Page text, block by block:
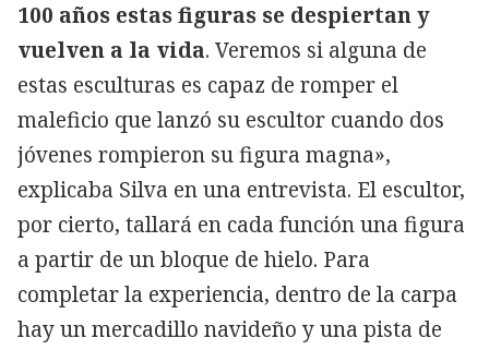
100 años estas figuras se despiertan y
vuelven a la vida. Veremos si alguna de
estas esculturas es capaz de romper el
maleficio que lanzó su escultor cuando dos
jóvenes rompieron su figura magna»,
explicaba Silva en una entrevista. El escultor,
por cierto, tallará en cada función una figura
a partir de un bloque de hielo. Para
completar la experiencia, dentro de la carpa
hay un mercadillo navideño y una pista de